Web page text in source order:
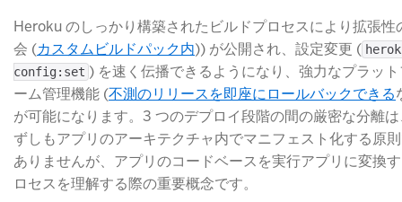
Heroku のしっかり構築されたビルドプロセスにより拡張性
会 (カスタムビルドパック内)​) が公開され、設定変更 (
config:set ​) を速く伝播できるようになり、強力なプラッ
ーム管理機能 (不測のリリースを即座にロールバックできる
が可能になります。3 つのデプロイ段階の間の厳密な分離
ずしもアプリのアーキテクチャ内でマニフェスト化する原
ありませんが、アプリのコードベースを実行アプリに変換
ロセスを理解する際の重要概念です。